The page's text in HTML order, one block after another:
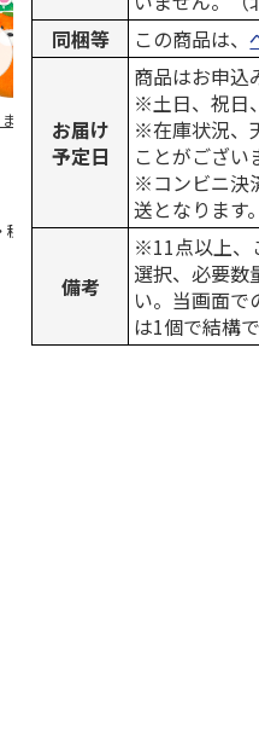
みかん
税込)
デオトイレ 飛び散
らない消臭・抗菌サ
ンド 4L
1,320円
(送料別・税込)
同梱等
この商品は、
お届け
予定日
商品はお申込
※土日、祝日
※在庫状況、
ことがござい
※コンビニ決
送となります。
備考
※11点以上、
選択、必要数
い。当画面で
は1個で結構で